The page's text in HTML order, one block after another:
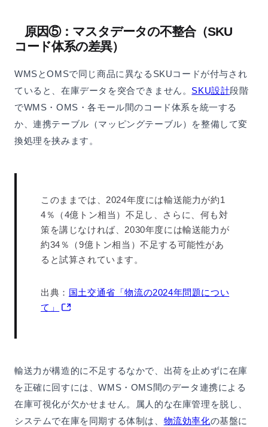
原因⑤：マスタデータの不整合（SKU
コード体系の差異）
WMSとOMSで同じ商品に異なるSKUコードが付与され
ていると、在庫データを突合できません。 SKU設計段階
でWMS・OMS・各モール間のコード体系を統一する
か、連携テーブル（マッピングテーブル）を整備して変
換処理を挟みます。
このままでは、2024年度には輸送能力が約1
4％（4億トン相当）不足し、さらに、何も対
策を講じなければ、2030年度には輸送能力が
約34％（9億トン相当）不足する可能性があ
ると試算されています。
出典： 国土交通省「物流の2024年問題につい
て」
輸送力が構造的に不足するなかで、出荷を止めずに在庫
を正確に回すには、WMS・OMS間のデータ連携による
在庫可視化が欠かせません。属人的な在庫管理を脱し、
システムで在庫を同期する体制は、 物流効率化の基盤に